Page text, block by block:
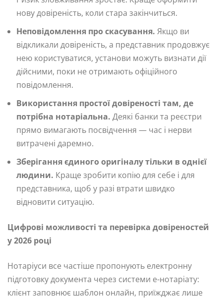
нову довіреність, коли стара закінчиться.
Неповідомлення про скасування. Якщо ви
відкликали довіреність, а представник продовжує
нею користуватися, установи можуть визнати дії
дійсними, поки не отримають офіційного
повідомлення.
Використання простої довіреності там, де
потрібна нотаріальна. Деякі банки та реєстри
прямо вимагають посвідчення — час і нерви
витрачені даремно.
Зберігання єдиного оригіналу тільки в однієї
людини. Краще зробити копію для себе і для
представника, щоб у разі втрати швидко
відновити ситуацію.
Цифрові можливості та перевірка довіреностей
у 2026 році
Нотаріуси все частіше пропонують електронну
підготовку документа через системи е-нотаріату:
клієнт заповнює шаблон онлайн, приїжджає лише